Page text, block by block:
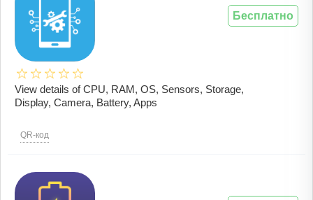
View details of CPU, RAM, OS, Sensors, Storage,
Display, Camera, Battery, Apps
QR-код
Бесплатно